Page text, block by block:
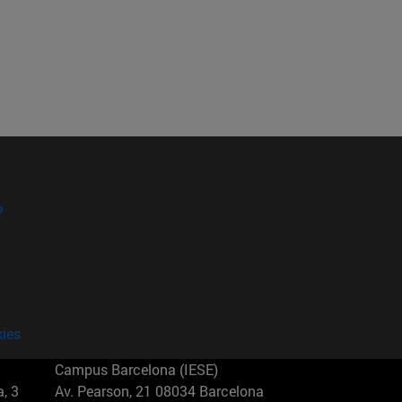
3
Campus Barcelona (IESE)
Av. Pearson, 21 08034 Barcelona